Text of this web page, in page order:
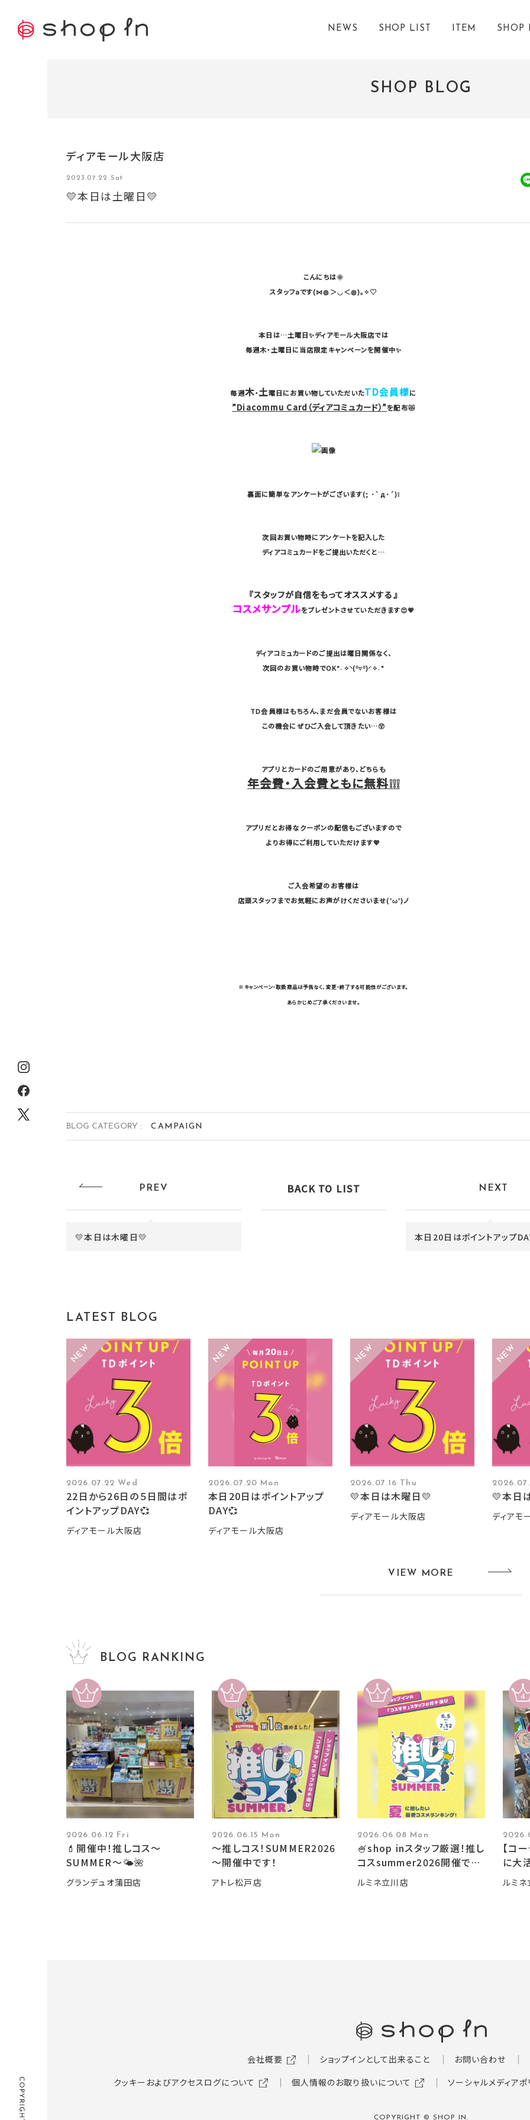
NEWS SHOP LIST ITEM SHOP
SHOP BLOG
ディアモール大阪店
2023.07.22 Sat
💛本日は土曜日💛
こんにちは🌞
スタッフaです(⋈◍＞◡＜◍)。✧♡
本日は…土曜日✨ディアモール大阪店では
毎週木・土曜日に当店限定キャンペーンを開催中✨
毎週木・土曜日にお買い物していただいたTD会員様に
”Diacommu Card（ディアコミュカード）”を配布😻
裏面に簡単なアンケートがございます(; ･`д･´)❕
次回お買い物時にアンケートを記入した
ディアコミュカードをご提出いただくと…
『スタッフが自信をもってオススメする』
コスメサンプルをプレゼントさせていただきます😍💗
ディアコミュカードのご提出は曜日関係なく、
次回のお買い物時でOK°˖✧◝(⁰▿⁰)◜✧˖°
TD会員様はもちろん、まだ会員でないお客様は
この機会にぜひご入会して頂きたい…😲
アプリとカードのご用意があり、どちらも
年会費・入会費ともに無料❕❕❕
アプリだとお得なクーポンの配信もございますので
よりお得にご利用していただけます💖
ご入会希望のお客様は
店頭スタッフまでお気軽にお声がけくださいませ('ω')ノ
※キャンペーン・取扱商品は予告なく、変更・終了する可能性がございます。
あらかじめご了承くださいませ。
BLOG CATEGORY : CAMPAIGN
PREV
💛本日は木曜日💛
BACK TO LIST NEXT
本日20日はポイントアップ
LATEST BLOG
2026.07.22 Wed
22日から26日の５日間はポ
イントアップDAY💞
ディアモール大阪店
2026.07.20 Mon
本日20日はポイントアップ
DAY💞
ディアモール大阪店
2026.07.16 Thu
💛本日は木曜日💛
ディアモール大阪店
💛本日
ディアモ
VIEW MORE
BLOG RANKING
2026.06.12 Fri
💄開催中！推しコス〜
SUMMER〜🌤️🌺
グランデュオ蒲田店
2026.06.15 Mon
～推しコス！SUMMER2026
～開催中です！
アトレ松戸店
2026.06.08 Mon
🍧shop inスタッフ厳選！推し
コスsummer2026開催です
🍧
ルミネ立川店
【コ
に大
ルミ
会社概要 ショップインとして出来ること お問い合わせ
クッキーおよびアクセスログについて
個人情報のお取り扱いについて ソーシャルメディア
COPYRIGHT © SHOP IN.